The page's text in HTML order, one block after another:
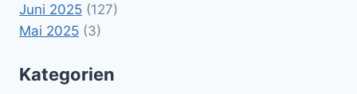
Juni 2025 (127)
Mai 2025 (3)
Kategorien